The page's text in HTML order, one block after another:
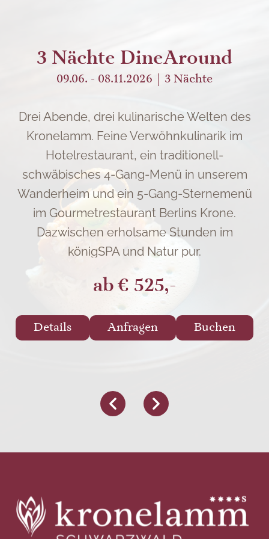
3 Nächte DineAround
09.06. - 08.11.2026 3 Nächte
Drei Abende, drei kulinarische Welten des
Kronelamm. Feine Verwöhnkulinarik im
Hotelrestaurant, ein traditionell-
schwäbisches 4-Gang-Menü in unserem
Wanderheim und ein 5-Gang-Sternemenü
im Gourmetrestaurant Berlins Krone.
Dazwischen erholsame Stunden im
königSPA und Natur pur.
ab € 525,-
Details Anfragen Buchen